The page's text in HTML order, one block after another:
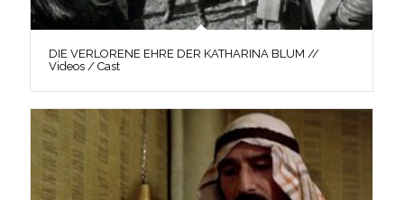
DIE VERLORENE EHRE DER KATHARINA BLUM //
Videos / Cast